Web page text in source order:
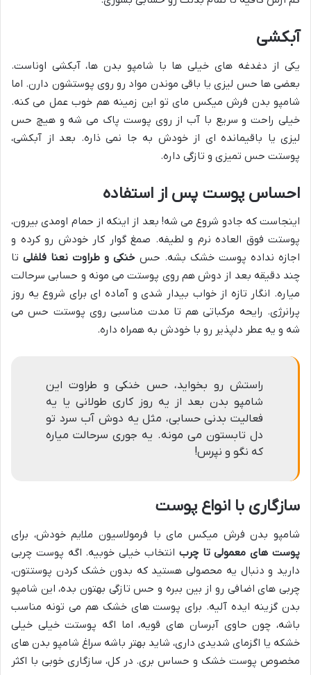
آبکشی
یکی از دغدغه های خیلی ها با شامپو بدن ها، آبکشی اوناست.
بعضی ها حس لیزی یا باقی موندن مواد رو روی پوستشون دارن. اما
شامپو بدن فرش میکس مای تو این زمینه هم خوب عمل می کنه.
خیلی راحت و سریع با آب از روی پوست پاک می شه و هیچ حس
لیزی یا باقیمانده ای از خودش به جا نمی ذاره. بعد از آبکشی،
پوستت حس تمیزی و تازگی داره.
احساس پوست پس از استفاده
اینجاست که جادو شروع می شه! بعد از اینکه از حمام اومدی بیرون،
پوستت فوق العاده نرم و لطیفه. صمغ گوار کار خودش رو کرده و
اجازه نداده پوست خشک بشه. حس خنکی و طراوت نعنا فلفلیتا
چند دقیقه بعد از دوش هم روی پوستت می مونه و حسابی سرحالت
میاره. انگار تازه از خواب بیدار شدی و آماده ای برای شروع یه روز
پرانرژی. رایحه مرکباتی هم تا مدت مناسبی روی پوستت حس می
شه و یه عطر دلپذیر رو با خودش به همراه داره.
راستش رو بخواید، حس خنکی و طراوت این
شامپو بدن بعد از یه روز کاری طولانی یا یه
فعالیت بدنی حسابی، مثل یه دوش آب سرد تو
دل تابستون می مونه. یه جوری سرحالت میاره
که نگو و نپرس!
سازگاری با انواع پوست
شامپو بدن فرش میکس مای با فرمولاسیون ملایم خودش، برای
پوست های معمولی تا چرب انتخاب خیلی خوبیه. اگه پوست چربی
دارید و دنبال یه محصولی هستید که بدون خشک کردن پوستتون،
چربی های اضافی رو از بین ببره و حس تازگی بهتون بده، این شامپو
بدن گزینه ایده آلیه. برای پوست های خشک هم می تونه مناسب
باشه، چون حاوی آبرسان های قویه، اما اگه پوستت خیلی خیلی
خشکه یا اگزمای شدیدی داری، شاید بهتر باشه سراغ شامپو بدن های
مخصوص پوست خشک و حساس بری. در کل، سازگاری خوبی با اکثر